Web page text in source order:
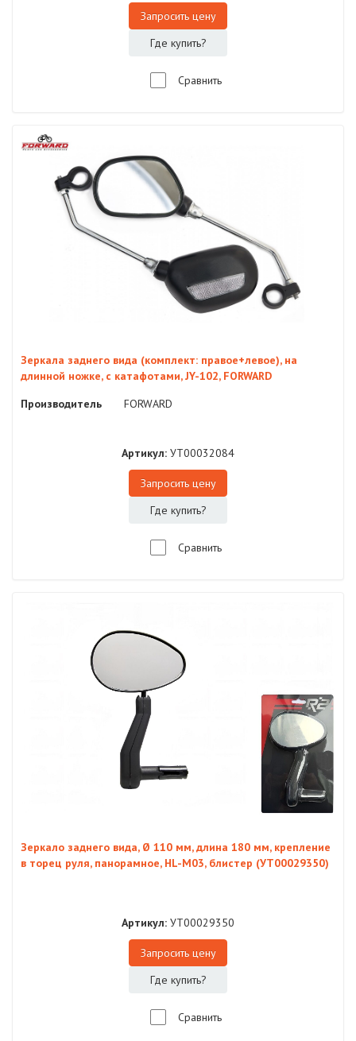
Запросить цену
Где купить?
Сравнить
Зеркала заднего вида (комплект: правое+левое), на
длинной ножке, с катафотами, JY-102, FORWARD
Производитель
FORWARD
Артикул: УТ00032084
Запросить цену
Где купить?
Сравнить
Зеркало заднего вида, Ø 110 мм, длина 180 мм, крепление
в торец руля, панорамное, HL-M03, блистер (УТ00029350)
Артикул: УТ00029350
Запросить цену
Где купить?
Сравнить